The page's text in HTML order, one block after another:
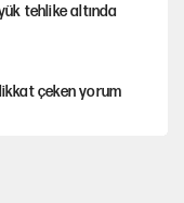
tehlike altında
çeken yorum